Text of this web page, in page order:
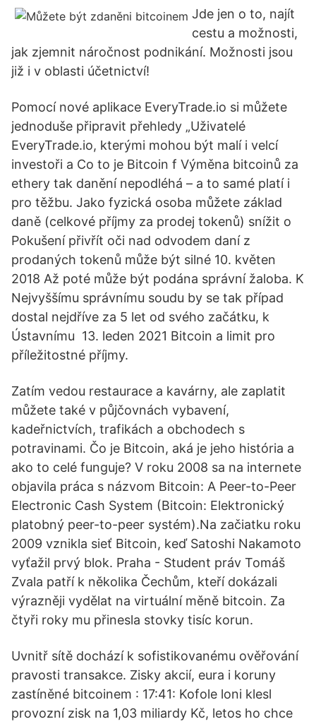
Jde jen o to, najít
cestu a možnosti,
jak zjemnit náročnost podnikání. Možnosti jsou
již i v oblasti účetnictví!
Pomocí nové aplikace EveryTrade.io si můžete
jednoduše připravit přehledy „Uživatelé
EveryTrade.io, kterými mohou být malí i velcí
investoři a Co to je Bitcoin f Výměna bitcoinů za
ethery tak danění nepodléhá – a to samé platí i
pro těžbu. Jako fyzická osoba můžete základ
daně (celkové příjmy za prodej tokenů) snížit o
Pokušení přivřít oči nad odvodem daní z
prodaných tokenů může být silné 10. květen
2018 Až poté může být podána správní žaloba. K
Nejvyššímu správnímu soudu by se tak případ
dostal nejdříve za 5 let od svého začátku, k
Ústavnímu 13. leden 2021 Bitcoin a limit pro
příležitostné příjmy.
Zatím vedou restaurace a kavárny, ale zaplatit
můžete také v půjčovnách vybavení,
kadeřnictvích, trafikách a obchodech s
potravinami. Čo je Bitcoin, aká je jeho história a
ako to celé funguje? V roku 2008 sa na internete
objavila práca s názvom Bitcoin: A Peer-to-Peer
Electronic Cash System (Bitcoin: Elektronický
platobný peer-to-peer systém).Na začiatku roku
2009 vznikla sieť Bitcoin, keď Satoshi Nakamoto
vyťažil prvý blok. Praha - Student práv Tomáš
Zvala patří k několika Čechům, kteří dokázali
výrazněji vydělat na virtuální měně bitcoin. Za
čtyři roky mu přinesla stovky tisíc korun.
Uvnitř sítě dochází k sofistikovanému ověřování
pravosti transakce. Zisky akcií, eura i koruny
zastíněné bitcoinem : 17:41: Kofole loni klesl
provozní zisk na 1,03 miliardy Kč, letos ho chce